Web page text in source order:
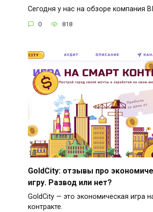
Сегодня у нас на обзоре компания
0 818
GoldCity: отзывы про
игру. Развод или нет?
GoldCity — это экономическая игра
контракте.